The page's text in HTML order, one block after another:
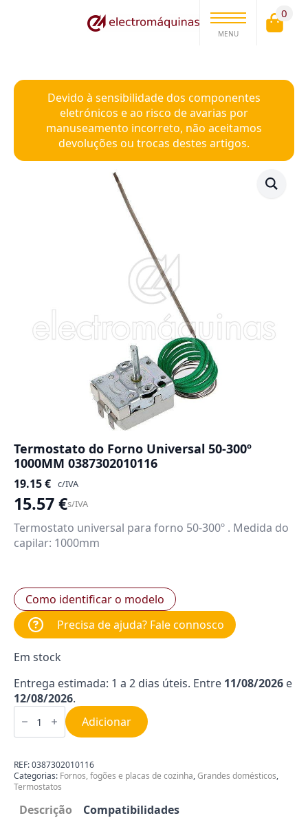
MENU
0
Devido à sensibilidade dos componentes
eletrónicos e ao risco de avarias por
manuseamento incorreto, não aceitamos
devoluções ou trocas destes artigos.
Termostato do Forno Universal 50-300º
1000MM 0387302010116
19.15€ c/IVA
15.57€s/IVA
Termostato universal para forno 50-300º . Medida do
capilar: 1000mm
Como identificar o modelo
Precisa de ajuda? Fale connosco
Em stock
Entrega estimada: 1 a 2 dias úteis. Entre 11/08/2026 e
12/08/2026.
Quantidade
de
Termostato
do
Universal
50-
300º
1000MM
0387302010116
Adicionar
REF:0387302010116
Categorias: Fornos, fogões e placas de cozinha,Grandes domésticos,
Termostatos
Descrição Compatibilidades